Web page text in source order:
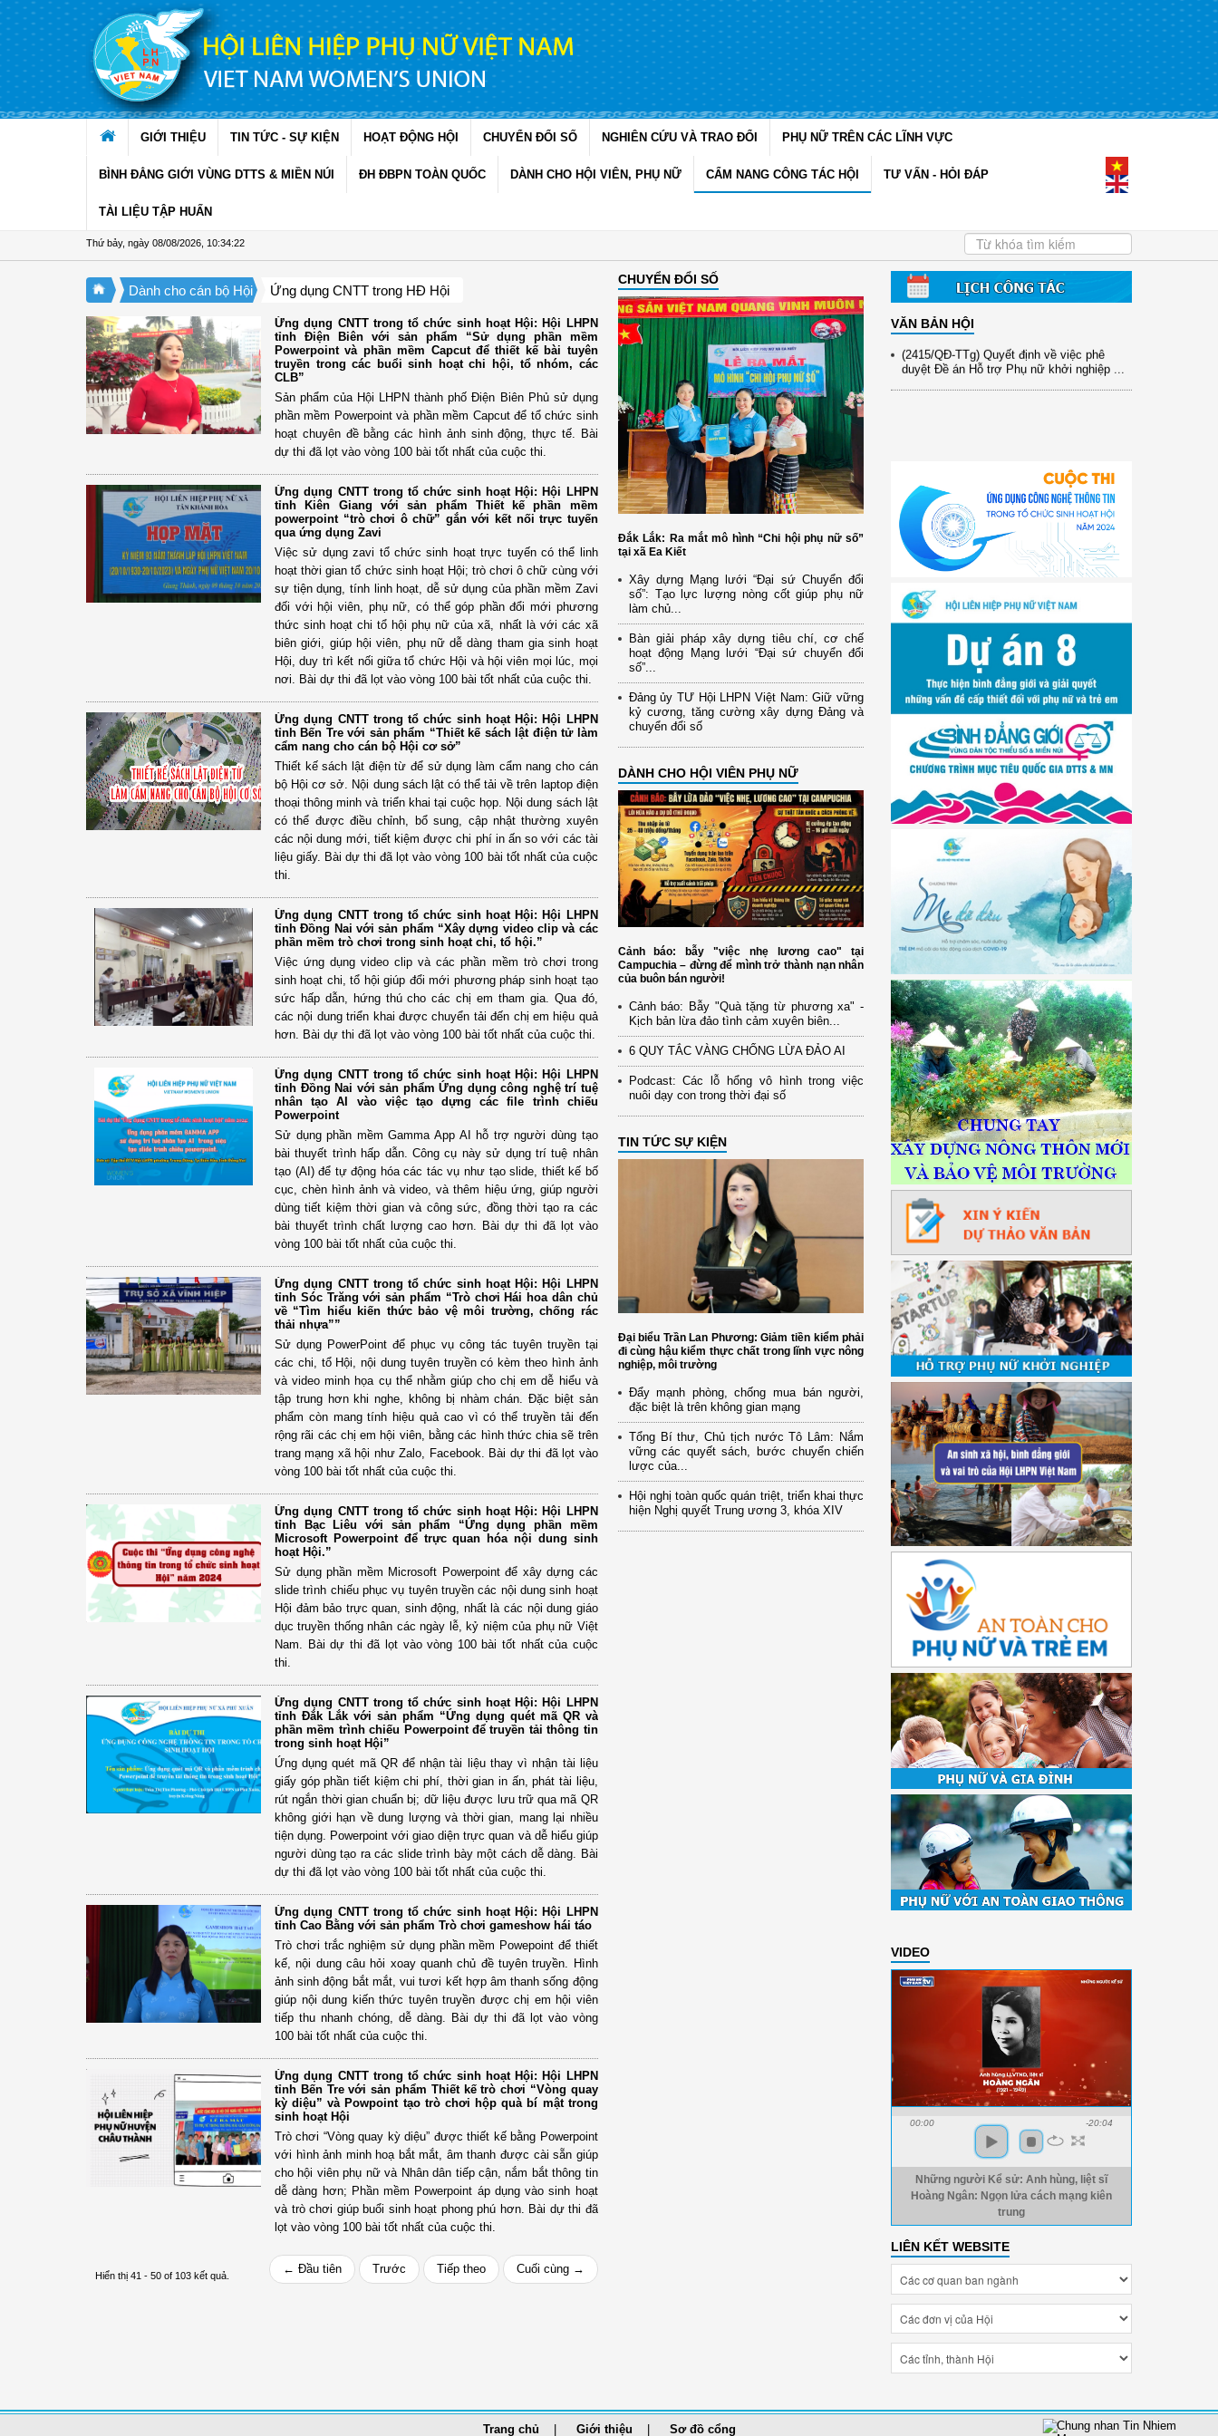
Truy cập nội dung luôn
GIỚI THIỆU TIN TỨC - SỰ KIỆN HOẠT ĐỘNG HỘI CHUYỂN ĐỔI SỐ NGHIÊN CỨU VÀ TRAO ĐỔI PHỤ NỮ TRÊN CÁC LĨNH VỰC
BÌNH ĐẲNG GIỚI VÙNG DTTS & MIỀN NÚI ĐH ĐBPN TOÀN QUỐC DÀNH CHO HỘI VIÊN, PHỤ NỮ CẨM NANG CÔNG TÁC HỘI TƯ VẤN - HỎI ĐÁP
TÀI LIỆU TẬP HUẤN
Thứ bảy, ngày 08/08/2026 10:34:23
Dành cho cán bộ Hội Ứng dụng CNTT trong HĐ Hội
Ứng dụng CNTT trong tổ chức sinh hoạt Hội: Hội LHPN
tỉnh Điện Biên với sản phẩm “Sử dụng phần mềm
Powerpoint và phần mềm Capcut để thiết kế bài tuyên
truyền trong các buổi sinh hoạt chi hội, tổ nhóm, các
CLB”
Sản phẩm của Hội LHPN thành phố Điện Biên Phủ sử dụng
phần mềm Powerpoint và phần mềm Capcut để tổ chức sinh
hoạt chuyên đề bằng các hình ảnh sinh động, thực tế. Bài
dự thi đã lọt vào vòng 100 bài tốt nhất của cuộc thi.
Ứng dụng CNTT trong tổ chức sinh hoạt Hội: Hội LHPN
tỉnh Kiên Giang với sản phẩm Thiết kế phần mềm
powerpoint “trò chơi ô chữ” gắn với kết nối trực tuyến
qua ứng dụng Zavi
Việc sử dụng zavi tổ chức sinh hoạt trực tuyến có thể linh
hoạt thời gian tổ chức sinh hoạt Hội; trò chơi ô chữ cùng với
sự tiện dụng, tính linh hoạt, dễ sử dụng của phần mềm Zavi
đối với hội viên, phụ nữ, có thể góp phần đổi mới phương
thức sinh hoạt chi tổ hội phụ nữ của xã, nhất là với các xã
biên giới, giúp hội viên, phụ nữ dễ dàng tham gia sinh hoạt
Hội, duy trì kết nối giữa tổ chức Hội và hội viên mọi lúc, mọi
nơi. Bài dự thi đã lọt vào vòng 100 bài tốt nhất của cuộc thi.
Ứng dụng CNTT trong tổ chức sinh hoạt Hội: Hội LHPN
tỉnh Bến Tre với sản phẩm “Thiết kế sách lật điện tử làm
cẩm nang cho cán bộ Hội cơ sở”
Thiết kế sách lật điện từ để sử dụng làm cẩm nang cho cán
bộ Hội cơ sở. Nội dung sách lật có thể tải về trên laptop điện
thoại thông minh và triển khai tại cuộc họp. Nội dung sách lật
có thể được điều chỉnh, bổ sung, cập nhật thường xuyên
các nội dung mới, tiết kiệm được chi phí in ấn so với các tài
liệu giấy. Bài dự thi đã lọt vào vòng 100 bài tốt nhất của cuộc
thi.
Ứng dụng CNTT trong tổ chức sinh hoạt Hội: Hội LHPN
tỉnh Đồng Nai với sản phẩm “Xây dựng video clip và các
phần mềm trò chơi trong sinh hoạt chi, tổ hội.”
Việc ứng dụng video clip và các phần mềm trò chơi trong
sinh hoạt chi, tổ hội giúp đổi mới phương pháp sinh hoạt tạo
sức hấp dẫn, hứng thú cho các chị em tham gia. Qua đó,
các nội dung triển khai được chuyển tải đến chị em hiệu quả
hơn. Bài dự thi đã lọt vào vòng 100 bài tốt nhất của cuộc thi.
Ứng dụng CNTT trong tổ chức sinh hoạt Hội: Hội LHPN
tỉnh Đồng Nai với sản phẩm Ứng dụng công nghệ trí tuệ
nhân tạo AI vào việc tạo dựng các file trình chiếu
Powerpoint
Sử dụng phần mềm Gamma App AI hỗ trợ người dùng tạo
bài thuyết trình hấp dẫn. Công cụ này sử dụng trí tuệ nhân
tạo (AI) để tự động hóa các tác vụ như tạo slide, thiết kế bố
cục, chèn hình ảnh và video, và thêm hiệu ứng, giúp người
dùng tiết kiệm thời gian và công sức, đồng thời tạo ra các
bài thuyết trình chất lượng cao hơn. Bài dự thi đã lọt vào
vòng 100 bài tốt nhất của cuộc thi.
Ứng dụng CNTT trong tổ chức sinh hoạt Hội: Hội LHPN
tỉnh Sóc Trăng với sản phẩm “Trò chơi Hái hoa dân chủ
về “Tìm hiểu kiến thức bảo vệ môi trường, chống rác
thải nhựa””
Sử dụng PowerPoint để phục vụ công tác tuyên truyền tại
các chi, tổ Hội, nội dung tuyên truyền có kèm theo hình ảnh
và video minh họa cụ thể nhằm giúp cho chị em dễ hiểu và
tập trung hơn khi nghe, không bị nhàm chán. Đặc biệt sản
phẩm còn mang tính hiệu quả cao vì có thể truyền tải đến
rộng rãi các chị em hội viên, bằng các hình thức chia sẽ trên
trang mạng xã hội như Zalo, Facebook. Bài dự thi đã lọt vào
vòng 100 bài tốt nhất của cuộc thi.
Ứng dụng CNTT trong tổ chức sinh hoạt Hội: Hội LHPN
tỉnh Bạc Liêu với sản phẩm “Ứng dụng phần mềm
Microsoft Powerpoint để trực quan hóa nội dung sinh
hoạt Hội.”
Sử dụng phần mềm Microsoft Powerpoint để xây dựng các
slide trình chiếu phục vụ tuyên truyền các nội dung sinh hoạt
Hội đảm bảo trực quan, sinh động, nhất là các nội dung giáo
dục truyền thống nhân các ngày lễ, kỷ niệm của phụ nữ Việt
Nam. Bài dự thi đã lọt vào vòng 100 bài tốt nhất của cuộc
thi.
Ứng dụng CNTT trong tổ chức sinh hoạt Hội: Hội LHPN
tỉnh Đắk Lắk với sản phẩm “Ứng dụng quét mã QR và
phần mềm trình chiếu Powerpoint để truyền tải thông tin
trong sinh hoạt Hội”
Ứng dụng quét mã QR để nhận tài liệu thay vì nhận tài liệu
giấy góp phần tiết kiệm chi phí, thời gian in ấn, phát tài liệu,
rút ngắn thời gian chuẩn bị; dữ liệu được lưu trữ qua mã QR
không giới hạn về dung lượng và thời gian, mang lại nhiều
tiện dụng. Powerpoint với giao diện trực quan và dễ hiểu giúp
người dùng tạo ra các slide trình bày một cách dễ dàng. Bài
dự thi đã lọt vào vòng 100 bài tốt nhất của cuộc thi.
Ứng dụng CNTT trong tổ chức sinh hoạt Hội: Hội LHPN
tỉnh Cao Bằng với sản phẩm Trò chơi gameshow hái táo
Trò chơi trắc nghiệm sử dụng phần mềm Powepoint để thiết
kế, nội dung câu hỏi xoay quanh chủ đề tuyên truyền. Hình
ảnh sinh động bắt mắt, vui tươi kết hợp âm thanh sống động
giúp nội dung kiến thức tuyên truyền được chị em hội viên
tiếp thu nhanh chóng, dễ dàng. Bài dự thi đã lọt vào vòng
100 bài tốt nhất của cuộc thi.
Ứng dụng CNTT trong tổ chức sinh hoạt Hội: Hội LHPN
tỉnh Bến Tre với sản phẩm Thiết kế trò chơi “Vòng quay
kỳ diệu” và Powpoint tạo trò chơi hộp quà bí mật trong
sinh hoạt Hội
Trò chơi “Vòng quay kỳ diệu” được thiết kế bằng Powerpoint
với hình ảnh minh hoạ bắt mắt, âm thanh được cài sẵn giúp
cho hội viên phụ nữ và Nhân dân tiếp cận, nắm bắt thông tin
dễ dàng hơn; Phần mềm Powerpoint áp dụng vào sinh hoạt
và trò chơi giúp buổi sinh hoạt phong phú hơn. Bài dự thi đã
lọt vào vòng 100 bài tốt nhất của cuộc thi.
Hiển thị 41 - 50 of 103 kết quả. ← Đầu tiên Trước Tiếp theo Cuối cùng →
CHUYỂN ĐỔI SỐ
Đắk Lắk: Ra mắt mô hình “Chi hội phụ nữ số”
tại xã Ea Kiết
Xây dựng Mạng lưới “Đại sứ Chuyển đổi
số”: Tạo lực lượng nòng cốt giúp phụ nữ
làm chủ...
Bàn giải pháp xây dựng tiêu chí, cơ chế
hoạt động Mạng lưới “Đại sứ chuyển đổi
số”...
Đảng ủy TƯ Hội LHPN Việt Nam: Giữ vững
kỷ cương, tăng cường xây dựng Đảng và
chuyển đổi số
DÀNH CHO HỘI VIÊN PHỤ NỮ
Cảnh báo: bẫy "việc nhẹ lương cao" tại
Campuchia – đừng để mình trở thành nạn nhân
của buôn bán người!
Cảnh báo: Bẫy "Quà tặng từ phương xa" -
Kịch bản lừa đảo tình cảm xuyên biên...
6 QUY TẮC VÀNG CHỐNG LỪA ĐẢO AI
Podcast: Các lỗ hổng vô hình trong việc
nuôi dạy con trong thời đại số
TIN TỨC SỰ KIỆN
Đại biểu Trần Lan Phương: Giảm tiền kiểm phải
đi cùng hậu kiểm thực chất trong lĩnh vực nông
nghiệp, môi trường
Đẩy mạnh phòng, chống mua bán người,
đặc biệt là trên không gian mạng
Tổng Bí thư, Chủ tịch nước Tô Lâm: Nắm
vững các quyết sách, bước chuyển chiến
lược của...
Hội nghị toàn quốc quán triệt, triển khai thực
hiện Nghị quyết Trung ương 3, khóa XIV
VĂN BẢN HỘI
(12/TB-HĐKH) V/v đăng ký, đề xuất nhiệm
(898/KH/ĐCT) Kế hoạch thực hiện Quyết
định số 2415/QĐ-TTg ngày 31/10/2025 ...
Chương trình mục tiêu quốc gia xây dựng
(891/KH-ĐCT) Kế hoạch thực hiện Nghị
quyết số 72-NQ/TW ngày 9/9/2025 của Bộ
duyệt Đề án Hỗ trợ Phụ nữ khởi nghiệp ...
VIDEO
00:00 -20:04
Những người Kể sử: Anh hùng, liệt sĩ
Hoàng Ngân: Ngọn lửa cách mạng kiên
trung
LIÊN KẾT WEBSITE
Trang chủ Giới thiệu Sơ đồ cổng